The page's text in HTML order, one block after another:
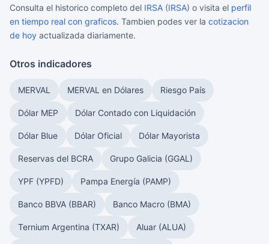
Consulta el historico completo del IRSA (IRSA) o visita el perfil
en tiempo real con graficos. Tambien podes ver la cotizacion
de hoy actualizada diariamente.
Otros indicadores
MERVAL MERVAL en Dólares Riesgo País
Dólar MEP Dólar Contado con Liquidación
Dólar Blue Dólar Oficial Dólar Mayorista
Reservas del BCRA Grupo Galicia (GGAL)
YPF (YPFD) Pampa Energía (PAMP)
Banco BBVA (BBAR) Banco Macro (BMA)
Ternium Argentina (TXAR) Aluar (ALUA)